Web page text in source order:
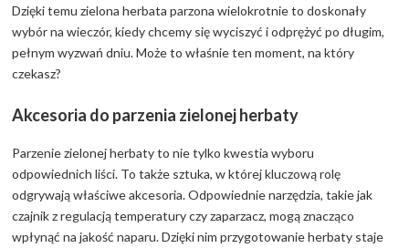
Dzięki temu zielona herbata parzona wielokrotnie to doskonały
wybór na wieczór, kiedy chcemy się wyciszyć i odprężyć po długim,
pełnym wyzwań dniu. Może to właśnie ten moment, na który
czekasz?
Akcesoria do parzenia zielonej herbaty
Parzenie zielonej herbaty to nie tylko kwestia wyboru
odpowiednich liści. To także sztuka, w której kluczową rolę
odgrywają właściwe akcesoria. Odpowiednie narzędzia, takie jak
czajnik z regulacją temperatury czy zaparzacz, mogą znacząco
wpłynąć na jakość naparu. Dzięki nim przygotowanie herbaty staje